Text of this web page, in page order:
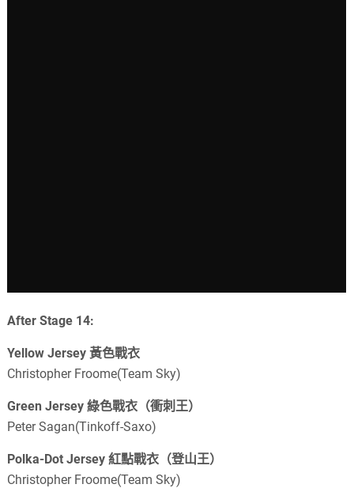
After Stage 14:
Yellow Jersey 黃色戰衣
Christopher Froome(Team Sky)
Green Jersey 綠色戰衣（衝刺王）
Peter Sagan(Tinkoff-Saxo)
Polka-Dot Jersey 紅點戰衣（登山王）
Christopher Froome(Team Sky)